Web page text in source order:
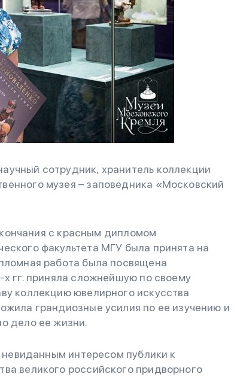
сотрудник, хранитель коллекции
музея – заповедника «Московский
с красным дипломом
факультета МГУ была принята на
работа была посвящена
гг. приняла сложнейшую по своему
коллекцию ювелирного искусства
грандиозные усилия по ее изучению и
дело ее жизни.
интересом публики к
великого российского придворного